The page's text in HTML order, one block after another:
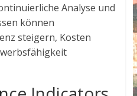
Analyse und
können
steigern, Kosten